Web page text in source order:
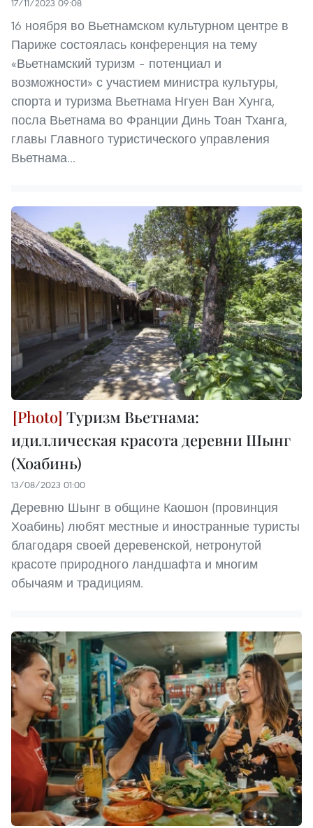
17/11/2023 09:08
16 ноября во Вьетнамском культурном центре в
Париже состоялась конференция на тему
«Вьетнамский туризм – потенциал и
возможности» с участием министра культуры,
спорта и туризма Вьетнама Нгуен Ван Хунга,
посла Вьетнама во Франции Динь Тоан Тханга,
главы Главного туристического управления
Вьетнама...
Туризм Вьетнама:
идиллическая красота деревни Шынг
(Хоабинь)
13/08/2023 01:00
Деревню Шынг в общине Каошон (провинция
Хоабинь) любят местные и иностранные туристы
благодаря своей деревенской, нетронутой
красоте природного ландшафта и многим
обычаям и традициям.